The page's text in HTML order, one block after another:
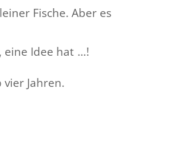
Fische. Aber es
eine Idee hat …!
Jahren.